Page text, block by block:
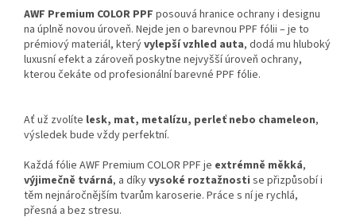
AWF Premium COLOR PPF posouvá hranice ochrany i designu
na úplně novou úroveň. Nejde jen o barevnou PPF fólii – je to
prémiový materiál, kterývylepší vzhled auta, dodá mu hluboký
luxusní efekt a zároveň poskytne nejvyšší úroveň ochrany,
kterou čekáte od profesionální barevné PPF fólie.
Ať už zvolíte lesk, mat, metalízu, perleť nebo chameleon,
výsledek bude vždy perfektní.
Každá fólie AWF Premium COLOR PPF je extrémně měkká,
výjimečně tvárná, a díkyvysoké roztažnosti se přizpůsobí i
těm nejnáročnějším tvarům karoserie. Práce s ní je rychlá,
přesná a bez stresu.